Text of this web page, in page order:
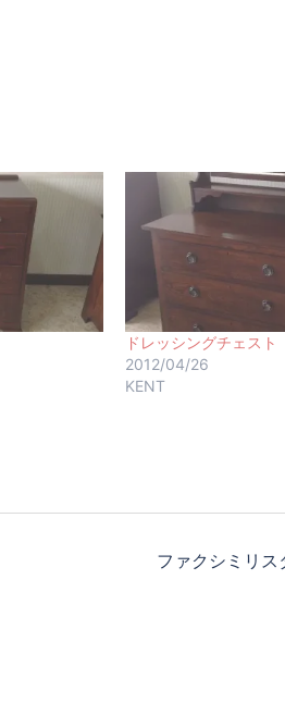
ドレッシングチェスト
2012/04/26
KENT
ファクシミリス